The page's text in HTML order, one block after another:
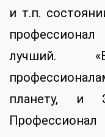
и т.п.
лучший.
планету, и